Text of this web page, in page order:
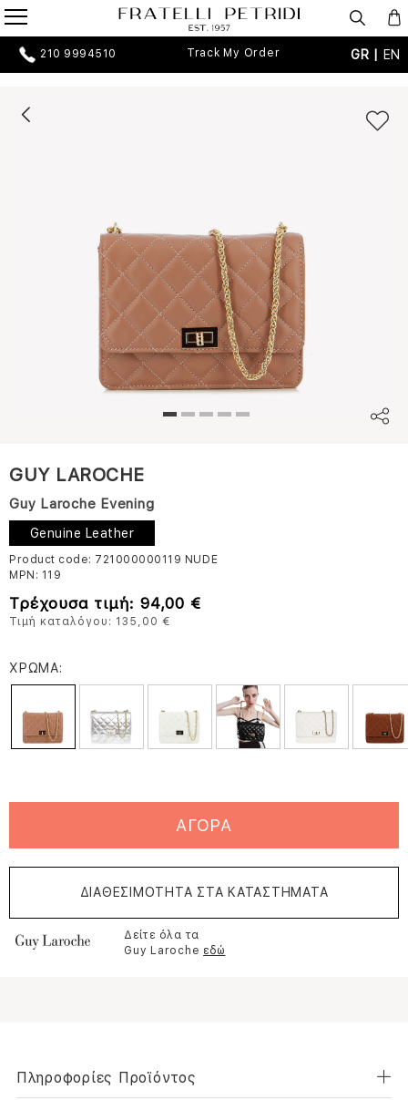
210 9994510 Track My Order GR | EN
GUY LAROCHE
Guy Laroche Evening
Genuine Leather
Product code: 721000000119 NUDE
MPN: 119
Τρέχουσα τιμή: 94,00 €
Τιμή καταλόγου: 135,00 €
ΧΡΩΜΑ:
ΑΓΟΡΑ
ΔΙΑΘΕΣΙΜΟΤΗΤΑ ΣΤΑ ΚΑΤΑΣΤΗΜΑΤΑ
Δείτε όλα τα
Guy Laroche εδώ
Πληροφορίες Προϊόντος